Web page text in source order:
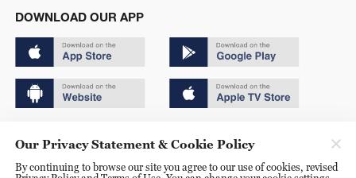
DOWNLOAD OUR APP
京ICP备20000184号
Our Privacy Statement & Cookie Policy
By continuing to browse our site you agree to our use of cookies, revised